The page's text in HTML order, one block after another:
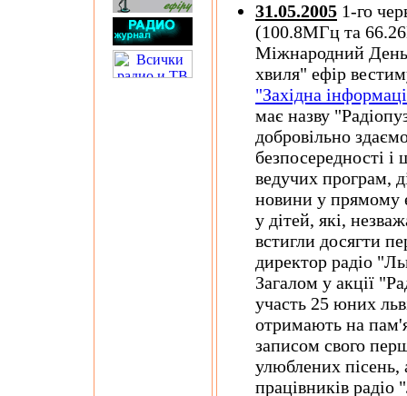
31.05.2005 1-го
(100.8МГц та
Міжнародний День
хвиля" ефір
"Західна
має назву
добровільно
безпосередності і
ведучих програм,
новини у прямому
у дітей, які,
встигли досягти
директор радіо
Загалом у акції
участь 25 юних
отримають на
записом свого
улюблених пісень,
працівників радіо